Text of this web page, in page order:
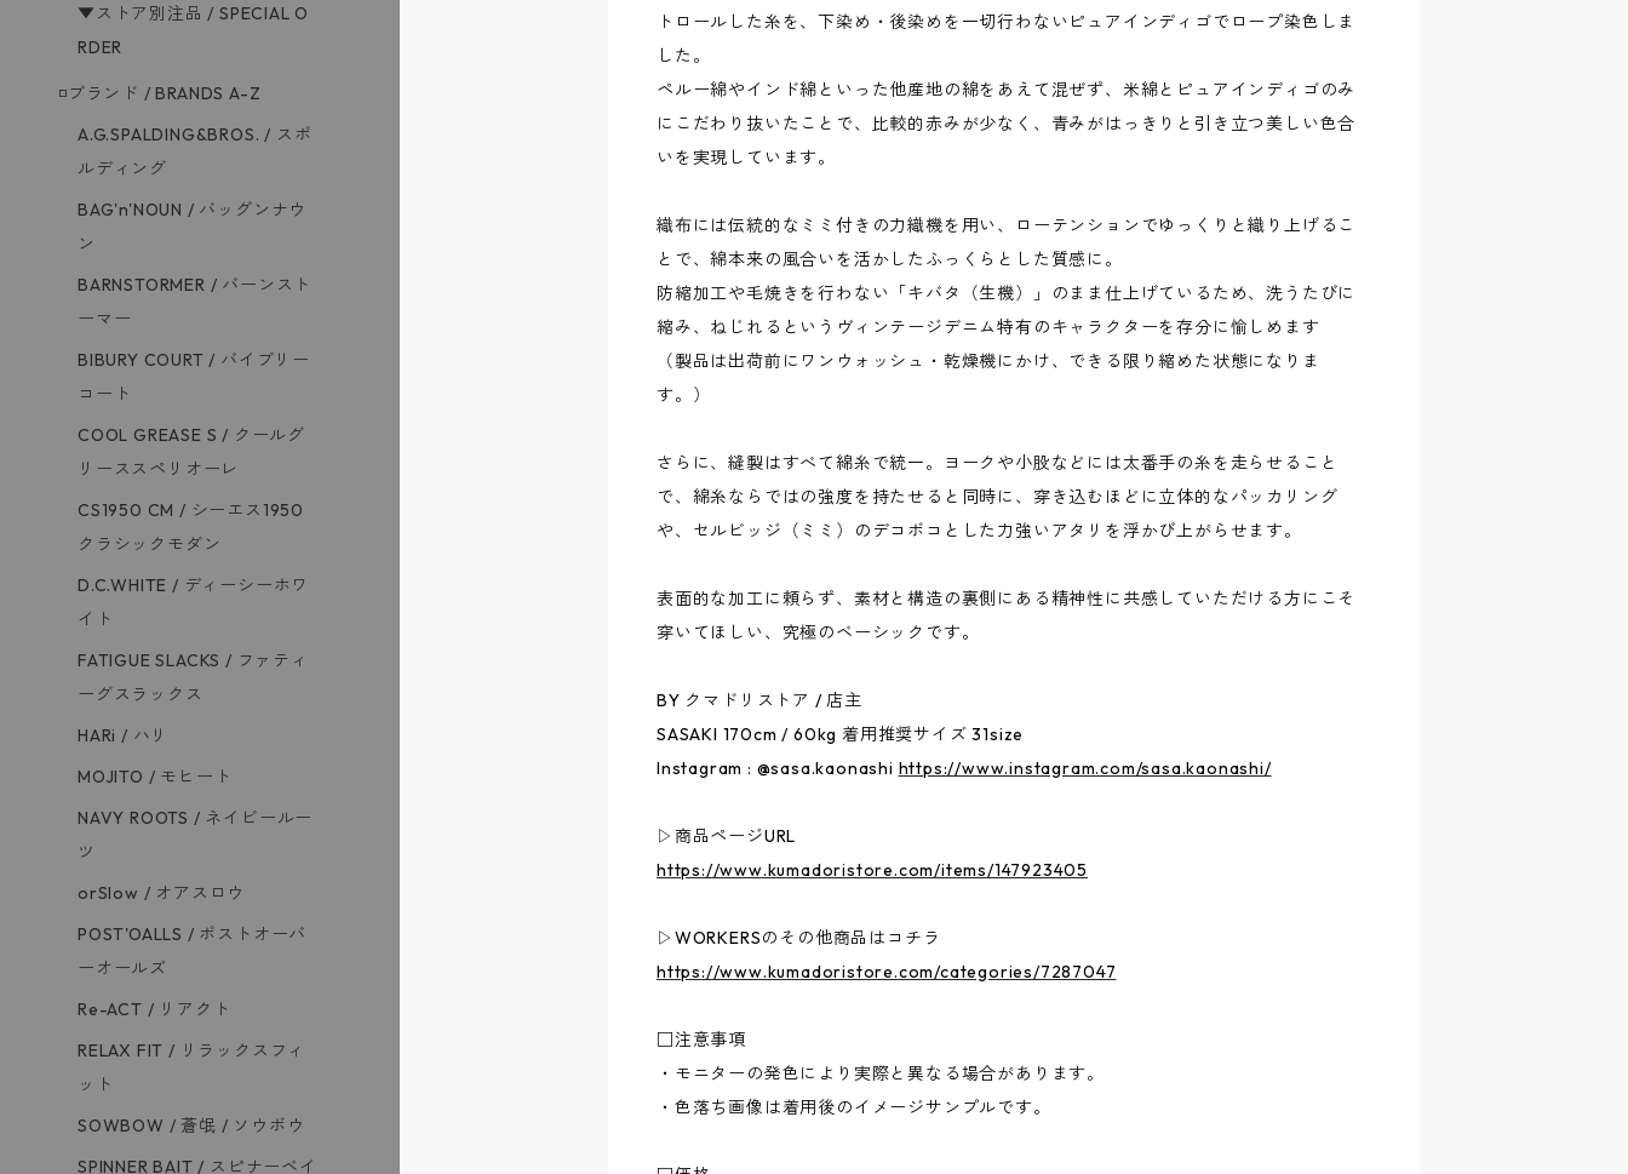
トロールした糸を、下染め・後染めを一切行わないピュアインディゴでロープ染色しま
した。
ペルー綿やインド綿といった他産地の綿をあえて混ぜず、米綿とピュアインディゴのみ
にこだわり抜いたことで、比較的赤みが少なく、青みがはっきりと引き立つ美しい色合
いを実現しています。
織布には伝統的なミミ付きの力織機を用い、ローテンションでゆっくりと織り上げるこ
とで、綿本来の風合いを活かしたふっくらとした質感に。
防縮加工や毛焼きを行わない「キバタ（生機）」のまま仕上げているため、洗うたびに
縮み、ねじれるというヴィンテージデニム特有のキャラクターを存分に愉しめます
（製品は出荷前にワンウォッシュ・乾燥機にかけ、できる限り縮めた状態になりま
す。）
さらに、縫製はすべて綿糸で統一。ヨークや小股などには太番手の糸を走らせること
で、綿糸ならではの強度を持たせると同時に、穿き込むほどに立体的なパッカリング
や、セルビッジ（ミミ）のデコボコとした力強いアタリを浮かび上がらせます。
表面的な加工に頼らず、素材と構造の裏側にある精神性に共感していただける方にこそ
穿いてほしい、究極のベーシックです。
BY クマドリストア / 店主
SASAKI 170cm / 60kg 着用推奨サイズ 31size
Instagram : @sasa.kaonashi https://www.instagram.com/sasa.kaonashi/
▷商品ページURL
https://www.kumadoristore.com/items/147923405
▷WORKERSのその他商品はコチラ
https://www.kumadoristore.com/categories/7287047
□注意事項
・モニターの発色により実際と異なる場合があります。
・色落ち画像は着用後のイメージサンプルです。
▼ストア別注品 / SPECIAL O
RDER
◽️ブランド / BRANDS A-Z
A.G.SPALDING&BROS. / スポ
ルディング
BAG'n'NOUN / バッグンナウ
ン
BARNSTORMER / バーンスト
ーマー
BIBURY COURT / バイブリー
コート
COOL GREASE S / クールグ
リーススペリオーレ
CS1950 CM / シーエス1950
クラシックモダン
D.C.WHITE / ディーシーホワ
イト
FATIGUE SLACKS / ファティ
ーグスラックス
HARi / ハリ
MOJITO / モヒート
NAVY ROOTS / ネイビールー
ツ
orSlow / オアスロウ
POST'OALLS / ポストオーバ
ーオールズ
Re-ACT / リアクト
RELAX FIT / リラックスフィ
ット
SOWBOW / 蒼氓 / ソウボウ
SPINNER BAIT / スピナーベイ